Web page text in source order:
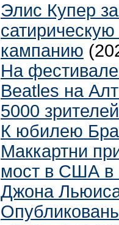
Элис Купер
кампанию
На
Beatles на
5000 зрителей
К юбилею
Маккартни
мост в США в
Джона